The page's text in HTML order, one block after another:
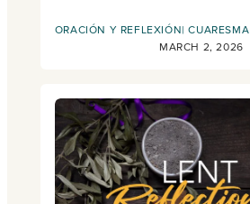
ORACIÓN Y REFLEXIÓN CUARESMA
MARCH 2, 2026